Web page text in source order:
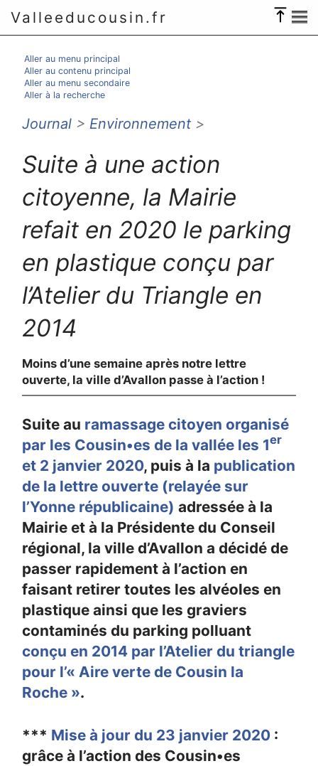
Valleeducousin.fr
Aller au menu principal
Aller au contenu principal
Aller au menu secondaire
Aller à la recherche
Journal > Environnement >
Suite à une action
citoyenne, la Mairie
refait en 2020 le parking
en plastique conçu par
l’Atelier du Triangle en
2014
Moins d’une semaine après notre lettre
ouverte, la ville d’Avallon passe à l’action !
Suite au ramassage citoyen organisé
par les Cousin•es de la vallée les 1er
et 2 janvier 2020, puis à la publication
de la lettre ouverte (relayée sur
l’Yonne républicaine) adressée à la
Mairie et à la Présidente du Conseil
régional, la ville d’Avallon a décidé de
passer rapidement à l’action en
faisant retirer toutes les alvéoles en
plastique ainsi que les graviers
contaminés du parking polluant
conçu en 2014 par l’Atelier du triangle
pour l’« Aire verte de Cousin la
Roche ».
*** Mise à jour du 23 janvier 2020 :
grâce à l’action des Cousin•es